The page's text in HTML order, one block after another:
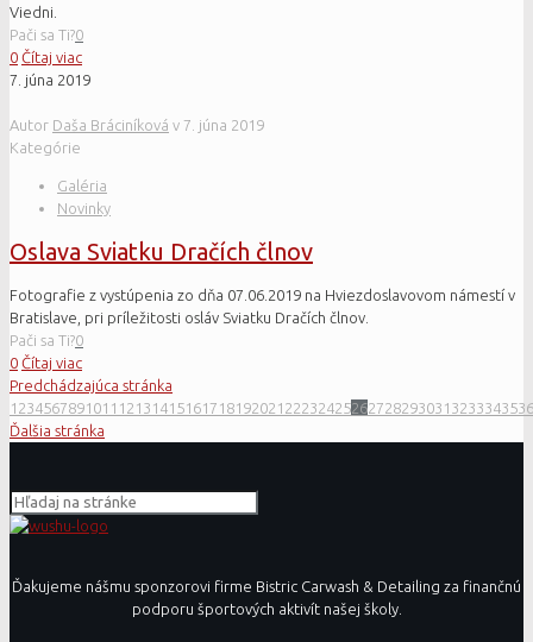
Viedni.
Pači sa Ti?0
0 Čítaj viac
7. júna 2019
Autor Daša Bráciníková v 7. júna 2019
Kategórie
Galéria
Novinky
Oslava Sviatku Dračích člnov
Fotografie z vystúpenia zo dňa 07.06.2019 na Hviezdoslavovom námestí v
Bratislave, pri príležitosti osláv Sviatku Dračích člnov.
Pači sa Ti?0
0 Čítaj viac
Predchádzajúca stránka
1 234567891011 12 13 14151617 18192021 22232425262728293031 3233343536
Ďalšia stránka
Ďakujeme nášmu sponzorovi firme Bistric Carwash & Detailing za finančnú
podporu športových aktivít našej školy.